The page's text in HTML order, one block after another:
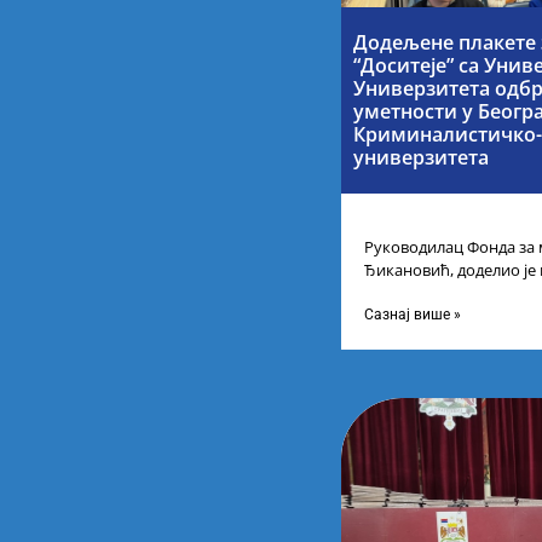
Додељене плакете
“Доситеје” са
Универзитета
уметности у
универзитета
Руководилац Фонда
Ђикановић, доделио
Научно-технолошком
Сазнај више »